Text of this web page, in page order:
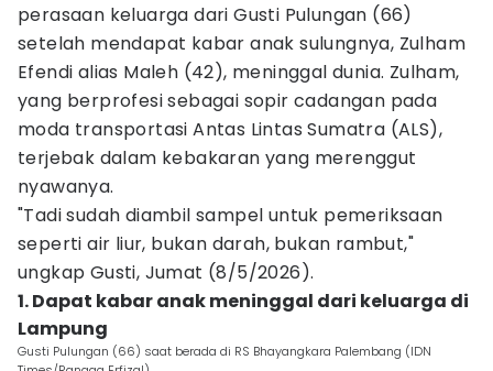
perasaan keluarga dari Gusti Pulungan (66)
setelah mendapat kabar anak sulungnya, Zulham
Efendi alias Maleh (42), meninggal dunia. Zulham,
yang berprofesi sebagai sopir cadangan pada
moda transportasi Antas Lintas Sumatra (ALS),
terjebak dalam kebakaran yang merenggut
nyawanya.
"Tadi sudah diambil sampel untuk pemeriksaan
seperti air liur, bukan darah, bukan rambut,"
ungkap Gusti, Jumat (8/5/2026).
1. Dapat kabar anak meninggal dari keluarga di
Lampung
Gusti Pulungan (66) saat berada di RS Bhayangkara Palembang (IDN